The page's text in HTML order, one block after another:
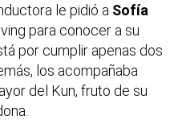
le pidió a Sofía
para conocer a su
por cumplir apenas dos
los acompañaba
del Kun, fruto de su